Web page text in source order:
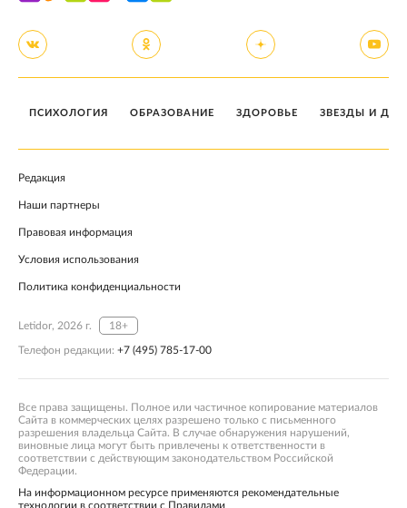
ПСИХОЛОГИЯ ОБРАЗОВАНИЕ ЗДОРОВЬЕ ЗВЕЗДЫ И
Редакция
Наши партнеры
Правовая информация
Условия использования
Политика конфиденциальности
Letidor, 2026 г. 18+
Телефон редакции: +7 (495) 785-17-00
Все права защищены. Полное или частичное копирование материалов
Сайта в коммерческих целях разрешено только с письменного
разрешения владельца Сайта. В случае обнаружения нарушений,
виновные лица могут быть привлечены к ответственности в
соответствии с действующим законодательством Российской
Федерации.
На информационном ресурсе применяются рекомендательные
технологии в соответствии с Правилами